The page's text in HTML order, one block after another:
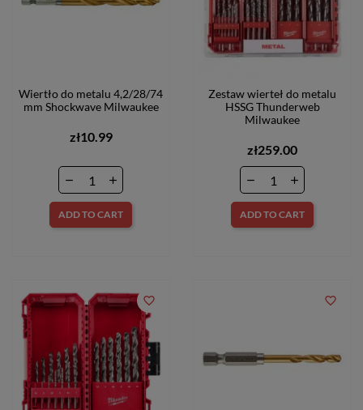
Wiertło do metalu 4,2/28/74
mm Shockwave Milwaukee
zł10.99
ADD TO CART
Zestaw wierteł do metalu
HSSG Thunderweb
Milwaukee
zł259.00
ADD TO CART
favorite_border favorite_border